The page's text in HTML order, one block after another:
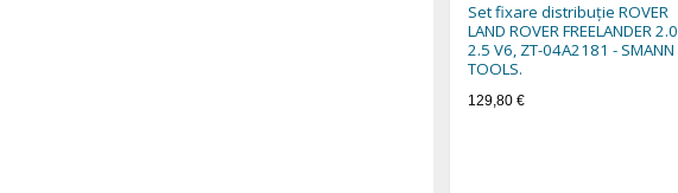
Set fixare distribuție ROVER
LAND ROVER FREELANDER 2.0
2.5 V6, ZT-04A2181 - SMANN
TOOLS.
129,80 €